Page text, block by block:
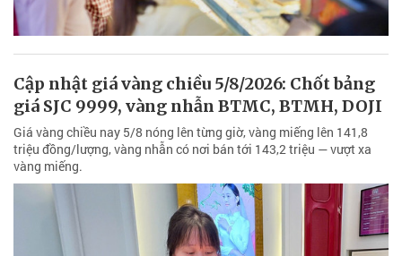
Cập nhật giá vàng chiều 5/8/2026: Chốt bảng
giá SJC 9999, vàng nhẫn BTMC, BTMH, DOJI
Giá vàng chiều nay 5/8 nóng lên từng giờ, vàng miếng lên 141,8
triệu đồng/lượng, vàng nhẫn có nơi bán tới 143,2 triệu — vượt xa
vàng miếng.